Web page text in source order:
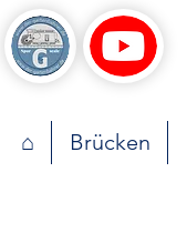
⌂ Brücken